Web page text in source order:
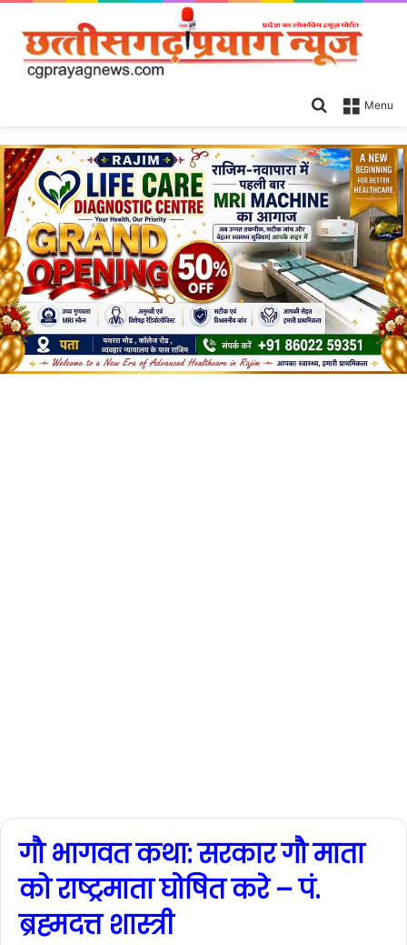
Menu
Search
गौ भागवत कथा: सरकार गौ माता
को राष्ट्रमाता घोषित करे – पं.
ब्रह्मदत्त शास्त्री